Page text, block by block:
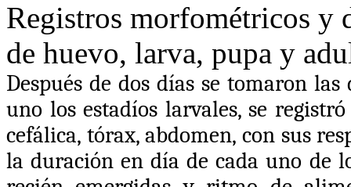
Registros morfométricos y
de huevo, larva, pupa y
Después de dos días se tomaron
uno los estadíos larvales, se
cefálica, tórax, abdomen, con sus
la duración en día de cada uno de